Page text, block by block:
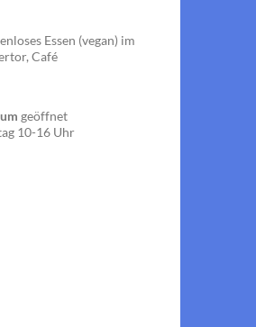
Essen (vegan) im
Café
geöffnet
10-16 Uhr